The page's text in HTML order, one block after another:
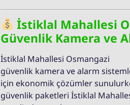
İstiklal Mahallesi
Güvenlik Kamera ve
İstiklal Mahallesi Osmangazi
güvenlik kamera ve alarm
için ekonomik çözümler
güvenlik paketleri İstiklal